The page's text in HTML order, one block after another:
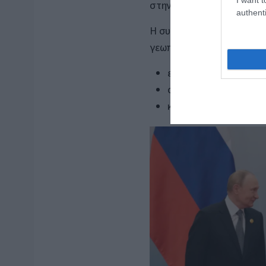
στην Ουκρανία.
Η συμφωνία αυτή
γεωπολιτικής
ενεργειακή
στρατηγικός
κοινή στάση σε